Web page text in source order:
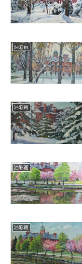
油彩画
油彩画
油彩画
油彩画